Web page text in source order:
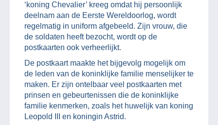
‘koning Chevalier’ kreeg omdat hij persoonlijk
deelnam aan de Eerste Wereldoorlog, wordt
regelmatig in uniform afgebeeld. Zijn vrouw, die
de soldaten heeft bezocht, wordt op de
postkaarten ook verheerlijkt.
De postkaart maakte het bijgevolg mogelijk om
de leden van de koninklijke familie menselijker te
maken. Er zijn ontelbaar veel postkaarten met
prinsen en gebeurtenissen die de koninklijke
familie kenmerken, zoals het huwelijk van koning
Leopold III en koningin Astrid.